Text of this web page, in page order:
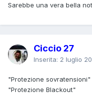
Sarebbe una vera bella
Ciccio 27
Inserita: 2 luglio
"Protezione
"Protezione Blackout"